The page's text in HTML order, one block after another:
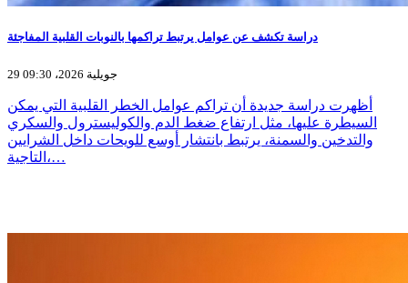
دراسة تكشف عن عوامل يرتبط تراكمها بالنوبات القلبية المفاجئة
29 جويلية 2026، 09:30
أظهرت دراسة جديدة أن تراكم عوامل الخطر القلبية التي يمكن
السيطرة عليها، مثل ارتفاع ضغط الدم والكوليسترول والسكري
والتدخين والسمنة، يرتبط بانتشار أوسع للويحات داخل الشرايين
التاجية،…